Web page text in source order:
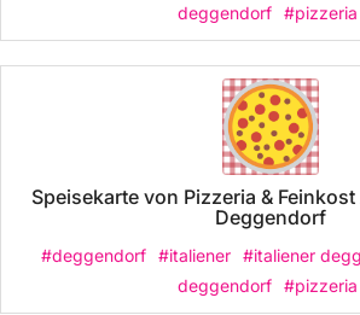
deggendorf #pizzeria
Speisekarte von Pizzeria & Feinkost
Deggendorf
#deggendorf #italiener #italiener
deggendorf #pizzeria